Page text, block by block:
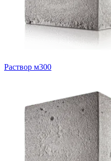
Раствор м300